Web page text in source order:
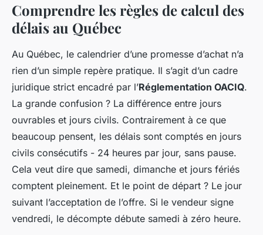
Comprendre les règles de calcul des
délais au Québec
Au Québec, le calendrier d’une promesse d’achat n’a
rien d’un simple repère pratique. Il s’agit d’un cadre
juridique strict encadré par l’Réglementation OACIQ.
La grande confusion ? La différence entre jours
ouvrables et jours civils. Contrairement à ce que
beaucoup pensent, les délais sont comptés en jours
civils consécutifs - 24 heures par jour, sans pause.
Cela veut dire que samedi, dimanche et jours fériés
comptent pleinement. Et le point de départ ? Le jour
suivant l’acceptation de l’offre. Si le vendeur signe
vendredi, le décompte débute samedi à zéro heure.